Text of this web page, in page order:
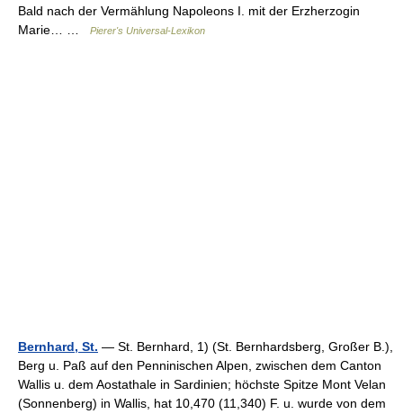
Bald nach der Vermählung Napoleons I. mit der Erzherzogin
Marie… …
Pierer's Universal-Lexikon
Bernhard, St. — St. Bernhard, 1) (St. Bernhardsberg, Großer B.),
Berg u. Paß auf den Penninischen Alpen, zwischen dem Canton
Wallis u. dem Aostathale in Sardinien; höchste Spitze Mont Velan
(Sonnenberg) in Wallis, hat 10,470 (11,340) F. u. wurde von dem